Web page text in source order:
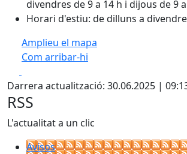
divendres de 9 a 14 h i dijous de 9
Horari d'estiu: de dilluns a
Amplieu el mapa
Com arribar-hi
+
−
Darrera actualització: 30.06.2025 |
RSS
L'actualitat a un clic
Avisos